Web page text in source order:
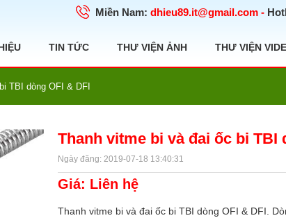
Miền Nam: dhieu89.it@gmail.com -
TIN TỨC THƯ VIỆN ẢNH THƯ VIỆN
TBI dòng OFI & DFI
Thanh vitme bi và đai ốc bi TBI
Ngày đăng: 2019-07-18 13:40:31
Giá: Liên hệ
Thanh vitme bi và đai ốc bi TBI dòng OFI & DFI.